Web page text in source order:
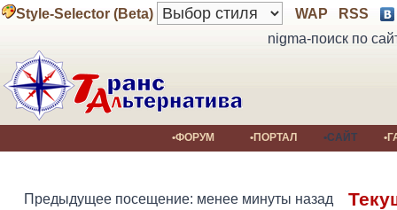
Style-Selector (Beta) WAP
RSS
nigma-поиск по
•ФОРУМ •ПОРТАЛ •САЙТ
Предыдущее посещение: менее минуты назад